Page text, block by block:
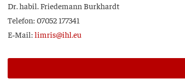
Dr. habil. Friede­mann Burkhardt
Tele­fon: 07052 177341
E‑Mail: limris@ihl.eu